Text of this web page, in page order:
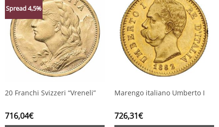
Spread 4,5%
20 Franchi Svizzeri “Vreneli”
716,04€
Marengo italiano Umberto I
726,31€